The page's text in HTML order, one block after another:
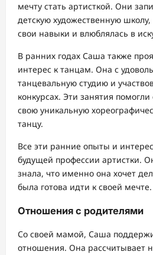
мечту стать артисткой. Они
детскую художественную школу,
свои навыки и влюблялась в
В ранних годах Саша также
интерес к танцам. Она с
танцевальную студию и
конкурсах. Эти занятия
свою уникальную
танцу.
Все эти ранние опыты и
будущей профессии артистки.
знала, что именно она хочет
была готова идти к своей мечте.
Отношения с родителями
Со своей мамой, Саша
отношения. Она рассчитывает